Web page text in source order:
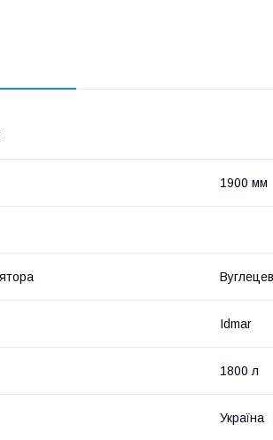
1900 мм
Idmar
1800 л
Україна